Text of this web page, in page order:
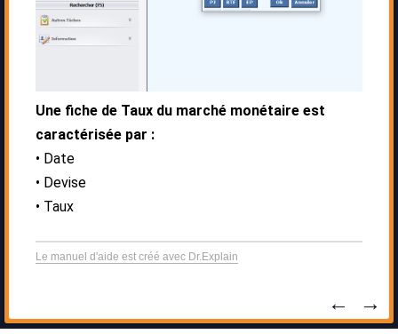
Une fiche de Taux du marché monétaire est
caractérisée par :
Date
Devise
Taux
Le manuel d'aide est créé avec Dr.Explain